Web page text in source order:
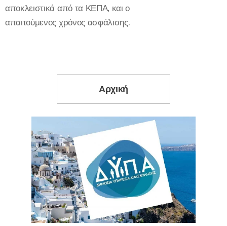
αποκλειστικά από τα ΚΕΠΑ, και ο
απαιτούμενος χρόνος ασφάλισης.
Αρχική